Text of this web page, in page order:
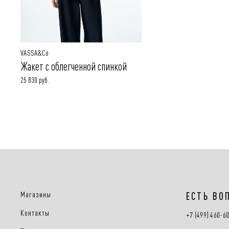
VASSA&Co
Жакет с облегченной спинкой
25 830 руб.
Магазины
Контакты
ЕСТЬ
+7 (499) 460-